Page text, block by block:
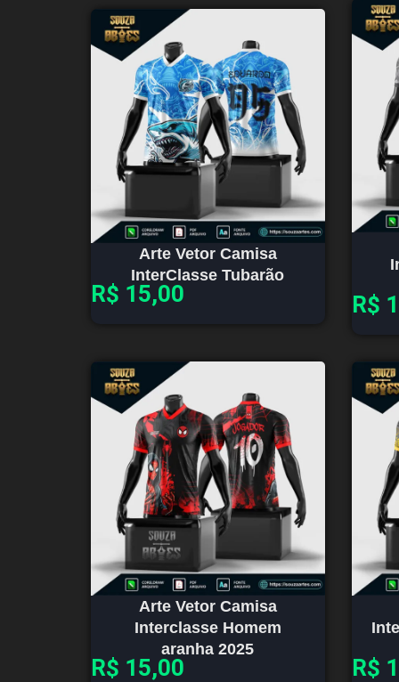
Arte Vetor Camisa
InterClasse Tubarão
R$ 15,00 R$
Arte Vetor Camisa
Interclasse Homem
aranha 2025
R$ 15,00 R$